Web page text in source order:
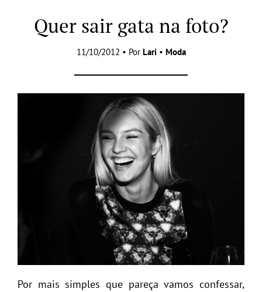
Quer sair gata na foto?
11/10/2012 • Por Lari • Moda
Por mais simples que pareça vamos confessar,